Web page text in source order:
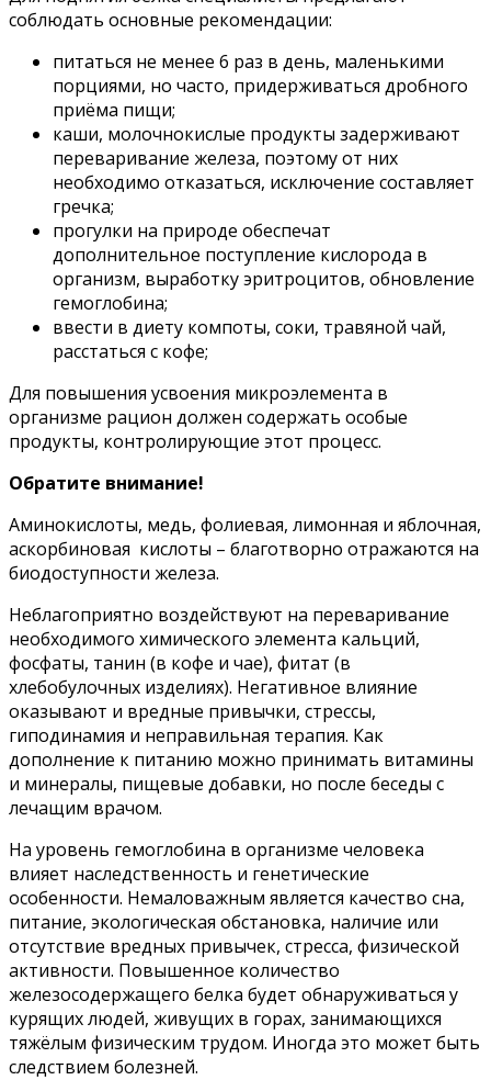
соблюдать основные рекомендации:
питаться не менее 6 раз в день, маленькими
порциями, но часто, придерживаться дробного
приёма пищи;
каши, молочнокислые продукты задерживают
переваривание железа, поэтому от них
необходимо отказаться, исключение составляет
гречка;
прогулки на природе обеспечат
дополнительное поступление кислорода в
организм, выработку эритроцитов, обновление
гемоглобина;
ввести в диету компоты, соки, травяной чай,
расстаться с кофе;
Для повышения усвоения микроэлемента в
организме рацион должен содержать особые
продукты, контролирующие этот процесс.
Обратите внимание!
Аминокислоты, медь, фолиевая, лимонная и яблочная,
аскорбиновая кислоты – благотворно отражаются на
биодоступности железа.
Неблагоприятно воздействуют на переваривание
необходимого химического элемента кальций,
фосфаты, танин (в кофе и чае), фитат (в
хлебобулочных изделиях). Негативное влияние
оказывают и вредные привычки, стрессы,
гиподинамия и неправильная терапия. Как
дополнение к питанию можно принимать витамины
и минералы, пищевые добавки, но после беседы с
лечащим врачом.
На уровень гемоглобина в организме человека
влияет наследственность и генетические
особенности. Немаловажным является качество сна,
питание, экологическая обстановка, наличие или
отсутствие вредных привычек, стресса, физической
активности. Повышенное количество
железосодержащего белка будет обнаруживаться у
курящих людей, живущих в горах, занимающихся
тяжёлым физическим трудом. Иногда это может быть
следствием болезней.